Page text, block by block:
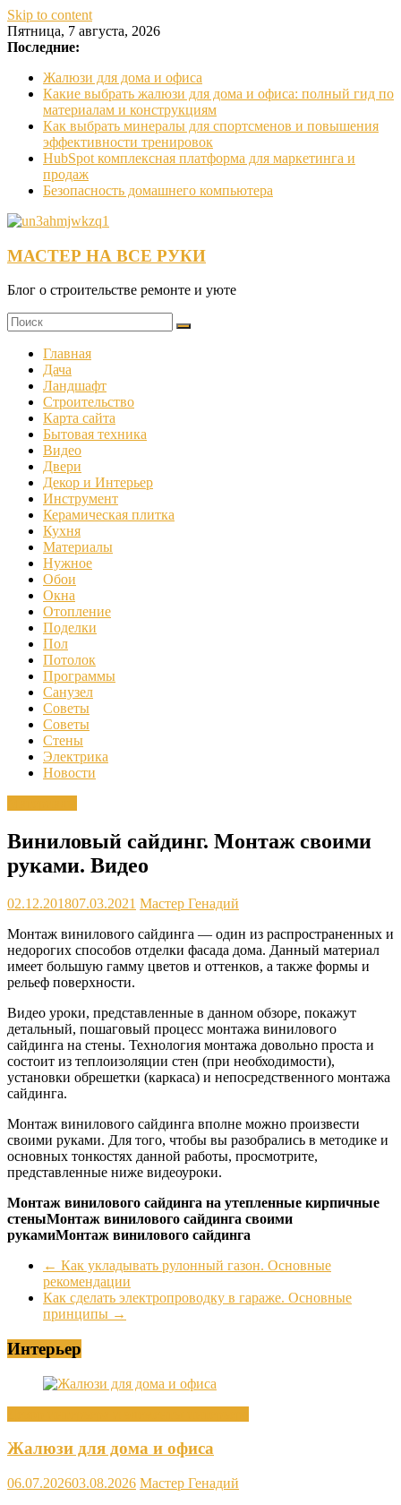
Skip to content
Пятница, 7 августа, 2026
Последние:
Жалюзи для дома и офиса
Какие выбрать жалюзи для дома и офиса: полный гид по
материалам и конструкциям
Как выбрать минералы для спортсменов и повышения
эффективности тренировок
HubSpot комплексная платформа для маркетинга и
продаж
Безопасность домашнего компьютера
МАСТЕР НА ВСЕ РУКИ
Блог о строительстве ремонте и уюте
Главная
Дача
Ландшафт
Строительство
Карта сайта
Бытовая техника
Видео
Двери
Декор и Интерьер
Инструмент
Керамическая плитка
Кухня
Материалы
Нужное
Обои
Окна
Отопление
Поделки
Пол
Потолок
Программы
Санузел
Советы
Советы
Стены
Электрика
Новости
Виниловый сайдинг. Монтаж своими
руками. Видео
02.12.201807.03.2021 Мастер Генадий
Монтаж винилового сайдинга — один из распространенных и
недорогих способов отделки фасада дома. Данный материал
имеет большую гамму цветов и оттенков, а также формы и
рельеф поверхности.
Видео уроки, представленные в данном обзоре, покажут
детальный, пошаговый процесс монтажа винилового
сайдинга на стены. Технология монтажа довольно проста и
состоит из теплоизоляции стен (при необходимости),
установки обрешетки (каркаса) и непосредственного монтажа
сайдинга.
Монтаж винилового сайдинга вполне можно произвести
своими руками. Для того, чтобы вы разобрались в методике и
основных тонкостях данной работы, просмотрите,
представленные ниже видеоуроки.
Монтаж винилового сайдинга на утепленные кирпичные
стеныМонтаж винилового сайдинга своими
рукамиМонтаж винилового сайдинга
← Как укладывать рулонный газон. Основные
рекомендации
Как сделать электропроводку в гараже. Основные
принципы →
Интерьер
Жалюзи для дома и офиса
06.07.202603.08.2026 Мастер Генадий